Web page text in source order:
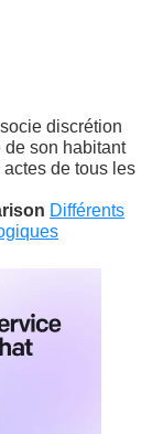
discrétion
son habitant
de tous les
Différents